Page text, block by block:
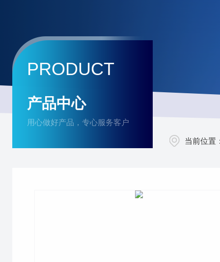
PRODUCT
产品中心
用心做好产品，专心服务客户
当前位置